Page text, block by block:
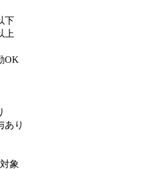
下
上
OK
あり
象